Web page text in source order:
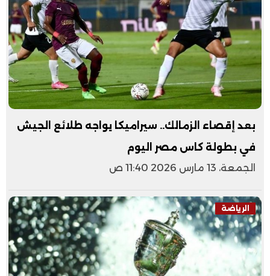
بعد إقصاء الزمالك.. سيراميكا يواجه طلائع الجيش
في بطولة كاس مصر اليوم
الجمعة، 13 مارس 2026 11:40 ص
الرياضة